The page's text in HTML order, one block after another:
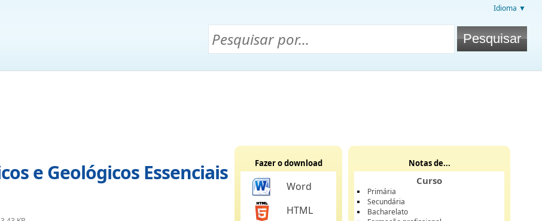
Idioma ▼
e Geológicos Essenciais Fazer o download
Word
HTML
Notas de...
Curso
Primária
Secundária
Bacharelato